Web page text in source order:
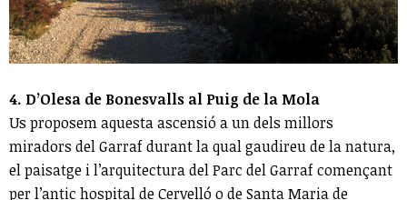
4. D’Olesa de Bonesvalls al Puig de la Mola
Us proposem aquesta ascensió a un dels millors
miradors del Garraf durant la qual gaudireu de la natura,
el paisatge i l’arquitectura del Parc del Garraf començant
per l’antic hospital de Cervelló o de Santa Maria de